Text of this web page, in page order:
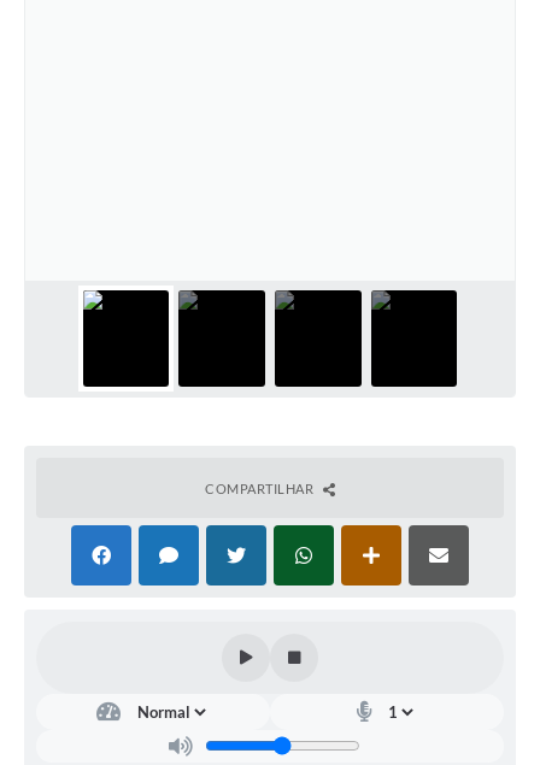
Arquivos para Download
Telefones Úteis
COMPARTILHAR